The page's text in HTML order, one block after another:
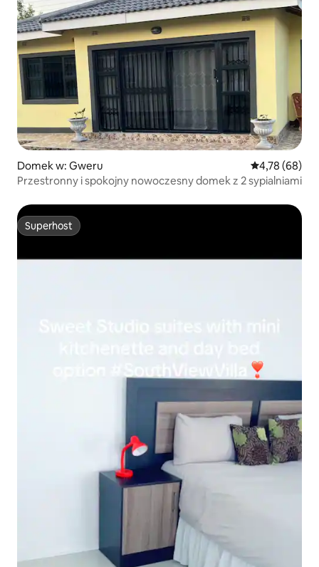
Domek w: Gweru Średnia
4,78 (68)
Przestronny i spokojny nowoczesny domek z 2 sypialniami
Superhost
Superhost